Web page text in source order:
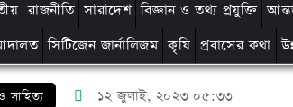
রাজনীতি সারাদেশ বিজ্ঞান ও তথ্য প্রযুক্তি
সিটিজেন জার্নালিজম কৃষি প্রবাসের কথা
সাহিত্য ১২ জুলাই, ২০২৩ ০৫:৩৩